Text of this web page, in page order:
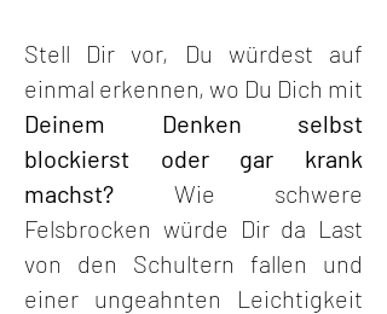
Stell Dir vor, Du würdest auf
einmal erkennen, wo Du Dich mit
Deinem Denken selbst
blockierst oder gar krank
machst?
Wie schwere
Felsbrocken würde Dir da Last
von den Schultern fallen und
einer ungeahnten Leichtigkeit